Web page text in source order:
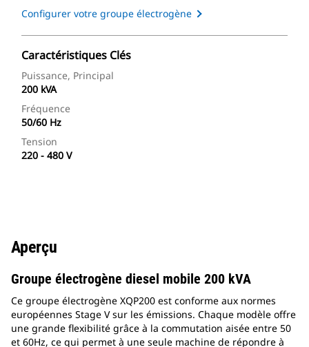
Configurer votre groupe électrogène
Caractéristiques Clés
Puissance, Principal
200 kVA
Fréquence
50/60 Hz
Tension
220 - 480 V
Aperçu
Groupe électrogène diesel mobile 200 kVA
Ce groupe électrogène XQP200 est conforme aux normes
européennes Stage V sur les émissions. Chaque modèle offre
une grande flexibilité grâce à la commutation aisée entre 50
et 60Hz, ce qui permet à une seule machine de répondre à